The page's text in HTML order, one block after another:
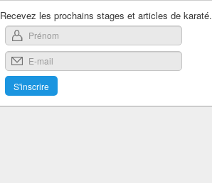
Recevez les prochains stages et articles de karaté.